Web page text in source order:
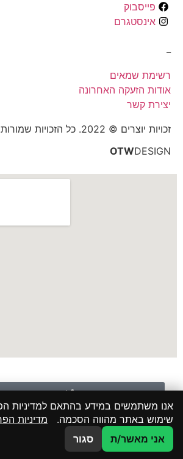
פייסבוק
אינסטגרם
רשימת שמאים
אודות הזעקה האחרונה
יצירת קשר
זכויות יוצרים © 2022. כל הזכויות שמורות.
OTWDESIGN
לשיחה עם נציג
אנו משתמשים במידע בהתאם למדיניות
שימוש באתר מהווה הסכמה. מדיניות
אני מאשר/ת
סגור